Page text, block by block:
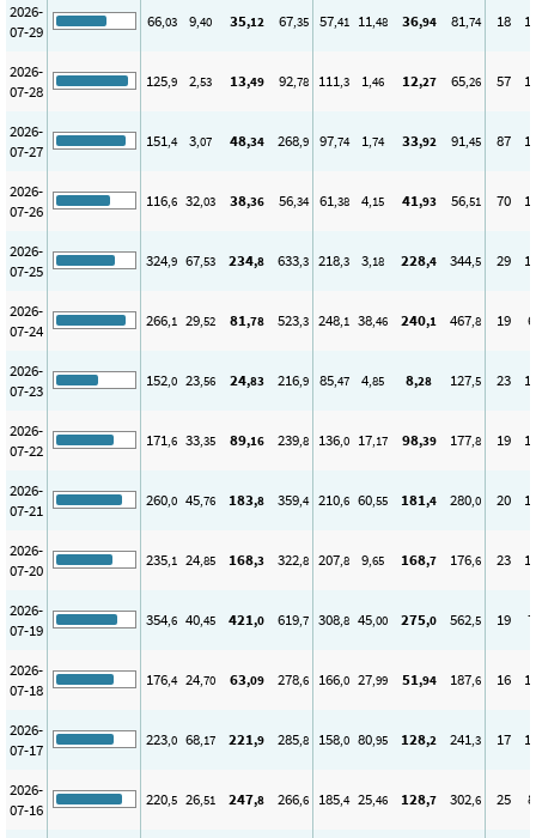
2026-
07-29
66,03 9,40 35,12 67,35 57,41 11,48 36,94 81,74 18
2026-
07-28
125,9 2,53 13,49 92,78 111,3 1,46 12,27 65,26 57
2026-
07-27
151,4 3,07 48,34 268,9 97,74 1,74 33,92 91,45 87
2026-
07-26
116,6 32,03 38,36 56,34 61,38 4,15 41,93 56,51 70
2026-
07-25
324,9 67,53 234,8 633,3 218,3 3,18 228,4 344,5 29
2026-
07-24
266,1 29,52 81,78 523,3 248,1 38,46 240,1 467,8 19 6
2026-
07-23
152,0 23,56 24,83 216,9 85,47 4,85 8,28 127,5 23
2026-
07-22
171,6 33,35 89,16 239,8 136,0 17,17 98,39 177,8 19
2026-
07-21
260,0 45,76 183,8 359,4 210,6 60,55 181,4 280,0 20
2026-
07-20
235,1 24,85 168,3 322,8 207,8 9,65 168,7 176,6 23
2026-
07-19
354,6 40,45 421,0 619,7 308,8 45,00 275,0 562,5 19 7
2026-
07-18
176,4 24,70 63,09 278,6 166,0 27,99 51,94 187,6 16
2026-
07-17
223,0 68,17 221,9 285,8 158,0 80,95 128,2 241,3 17
2026-
07-16
220,5 26,51 247,8 266,6 185,4 25,46 128,7 302,6 25 8